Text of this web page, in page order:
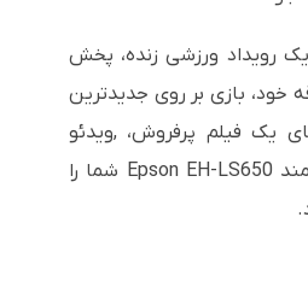
رویداد ورزشی زنده، پخش
خود، بازی بر روی جدیدترین
یک فیلم پرفروش، ,ویدئو
پروژکتور لیزری هوشمند Epson EH-LS650 شما را